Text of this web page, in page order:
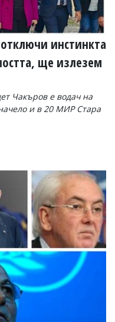
инстинкта
ще излезем
Чакъров е водач на
и в 20 МИР Стара